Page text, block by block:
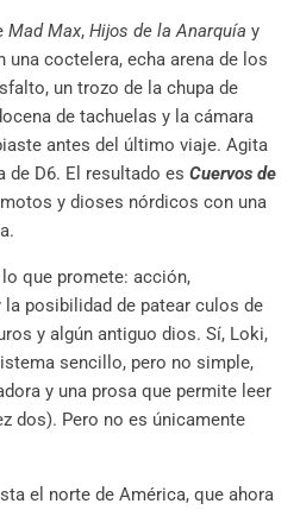
Mad Max, Hijos de la Anarquía y
una coctelera, echa arena de los
un trozo de la chupa de
de tachuelas y la cámara
antes del último viaje. Agita
de D6. El resultado es Cuervos de
y dioses nórdicos con una
que promete: acción,
posibilidad de patear culos de
y algún antiguo dios. Sí, Loki,
sencillo, pero no simple,
y una prosa que permite leer
dos). Pero no es únicamente
el norte de América, que ahora